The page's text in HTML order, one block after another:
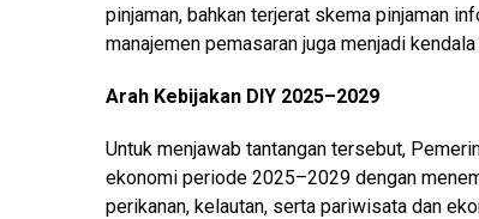
pinjaman, bahkan terjerat skema pinjaman
manajemen pemasaran juga menjadi
Arah Kebijakan DIY 2025–2029
Untuk menjawab tantangan tersebut,
ekonomi periode 2025–2029 dengan
perikanan, kelautan, serta pariwisata dan